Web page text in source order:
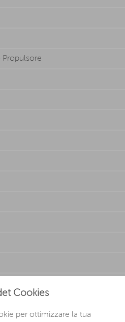
Cookies
per ottimizzare la tua